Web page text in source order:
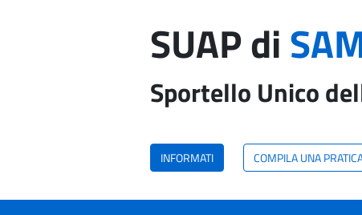
SUAP di
Sportello Unico
INFORMATI COMPILA UNA